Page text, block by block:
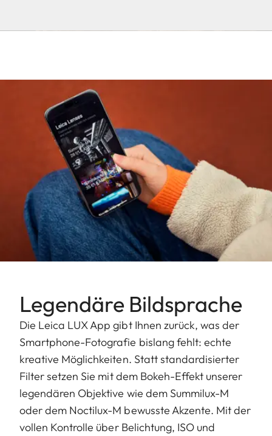
Legendäre Bildsprache
Die Leica LUX App gibt Ihnen zurück, was der
Smartphone-Fotografie bislang fehlt: echte
kreative Möglichkeiten. Statt standardisierter
Filter setzen Sie mit dem Bokeh-Effekt unserer
legendären Objektive wie dem Summilux-M
oder dem Noctilux-M bewusste Akzente. Mit der
vollen Kontrolle über Belichtung, ISO und